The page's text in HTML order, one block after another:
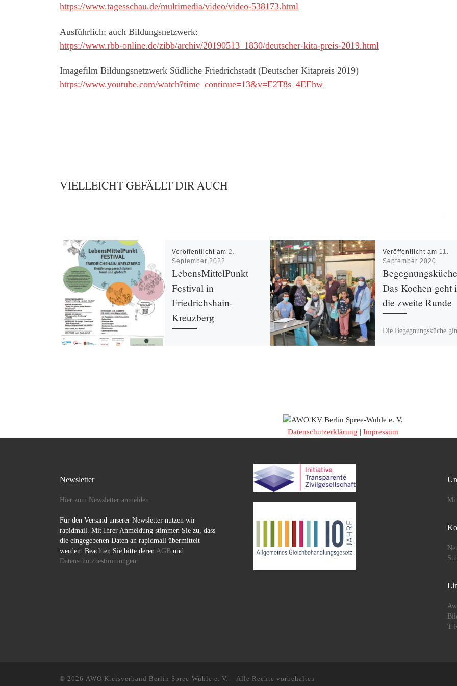
https://www.tagesschau.de/multimedia/video/video-538173.html
Ausführlich; auch Bildungsnetzwerk:
https://www.rbb-online.de/zibb/archiv/20190513_1830/deutscher-kita-preis-2019.html
Imagefilm Bildungsnetzwerk Südliche Friedrichstadt (Deutscher Kitapreis 2019)
https://www.youtube.com/watch?time_continue=13&v=E2T8s_4EEhw
VIELLEICHT GEFÄLLT DIR AUCH
Veröffentlicht am2.
September 2022
LebensMittelPunkt
Festival in
Friedrichshain-
Kreuzberg
Veröffentlicht am 11.
September 2020
Das Kochen geht
die zweite Runde
Die Begegnungsküche
Datenschutzerklärung | Impressum
Newsletter
Hier zum Newsletter anmelden
Für den Versand unserer Newsletter nutzen wir
rapidmail. Mit Ihrer Anmeldung stimmen Sie zu, dass
die eingegebenen Daten an rapidmail übermittelt
werden. Beachten Sie bitte deren AGB und
Datenschutzbestimmungen
T
© 2026 AWO Kreisverband Berlin Spree-Wuhle e. V. – Alle Rechte vorbehalten